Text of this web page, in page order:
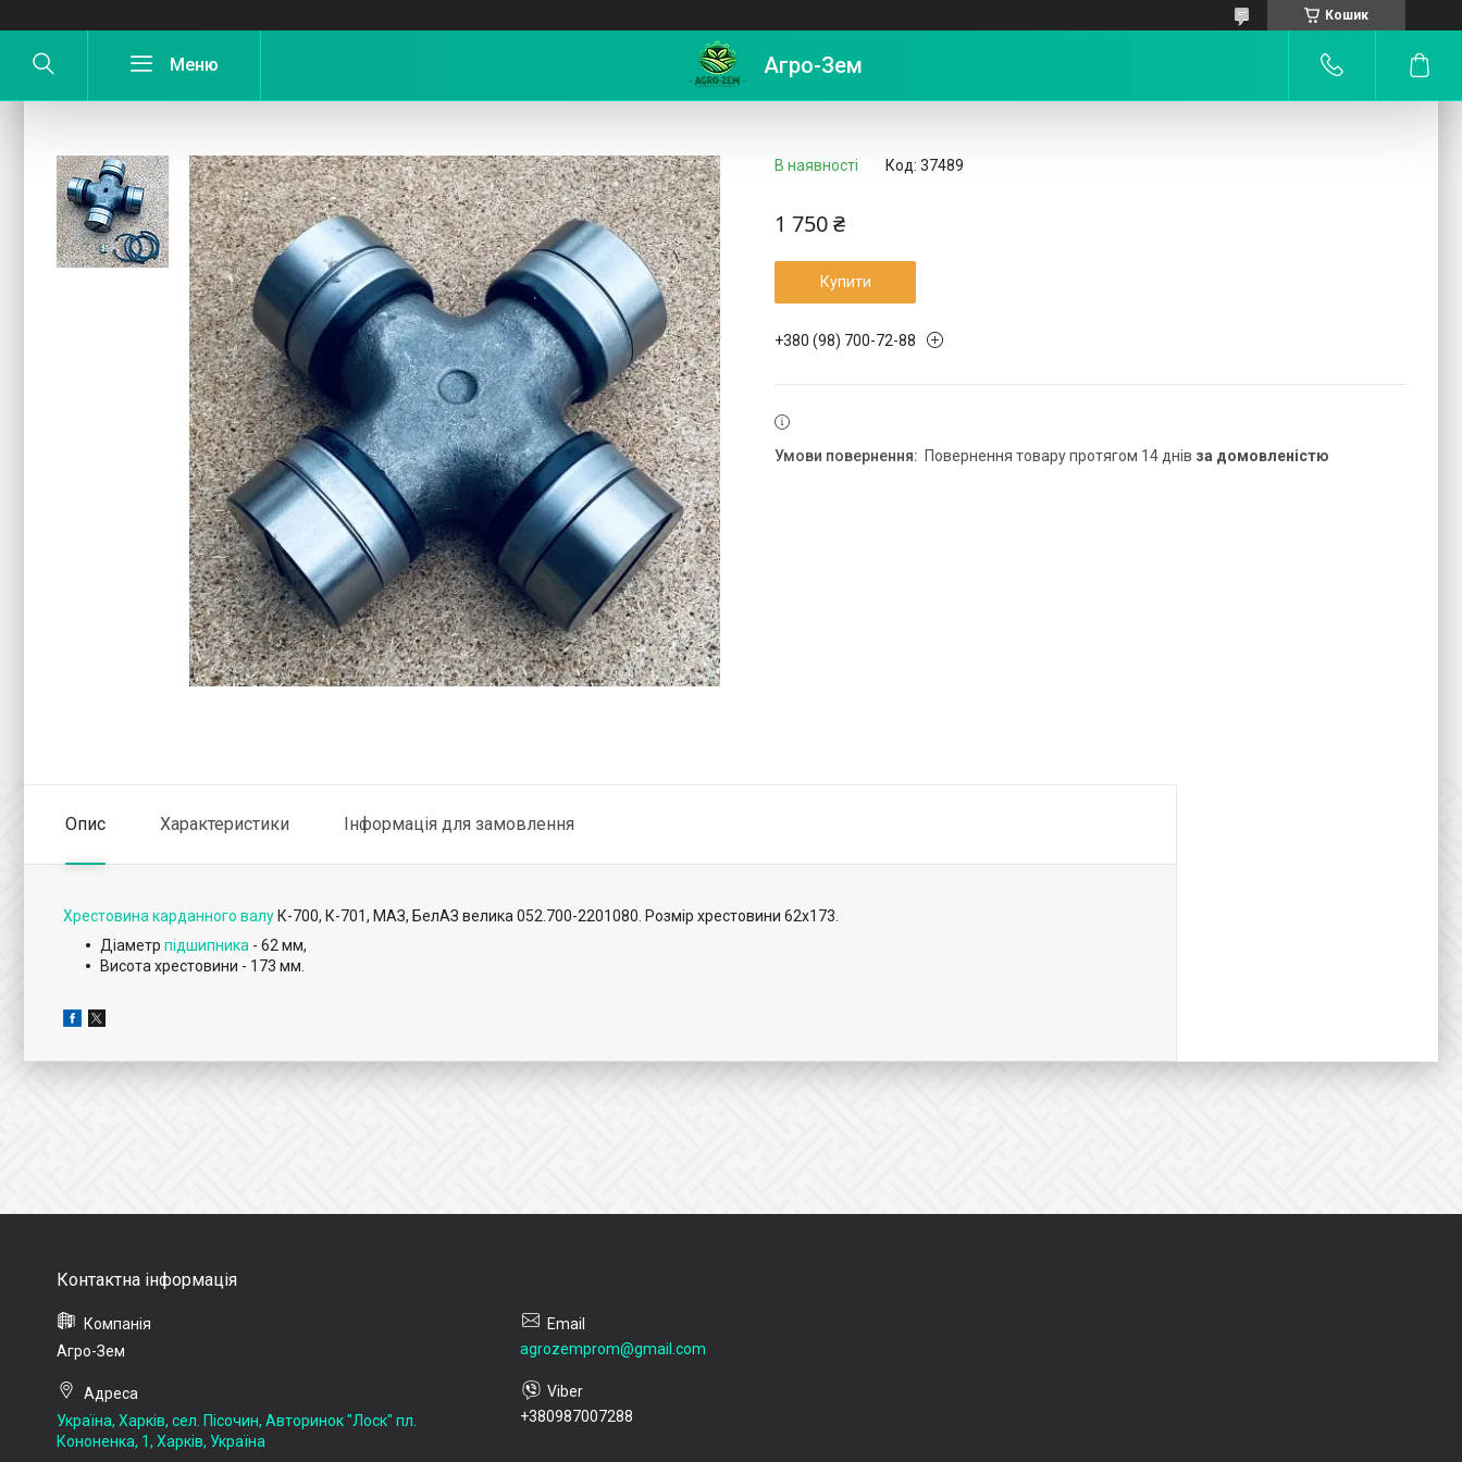
Кошик
Агро-Зем
Хрестовина карданного валу К-701, МАЗ, БелАЗ 052.700-2201080 62х173
В наявності Код: 37489
1 750 ₴
Купити
+380 (98) 700-72-88
повернення товару протягом 14 днів за домовленістю
Опис Характеристики Інформація для замовлення
Хрестовина карданного валу К-700, К-701, МАЗ, БелАЗ велика 052.700-2201080. Розмір хрестовини 62х173.
Діаметр підшипника - 62 мм,
Висота хрестовини - 173 мм.
Агро-Зем
Україна, Харків, сел. Пісочин, Авторинок "Лоск" пл.
Кононенка, 1, Харків, Україна
agrozemprom@gmail.com
+380987007288